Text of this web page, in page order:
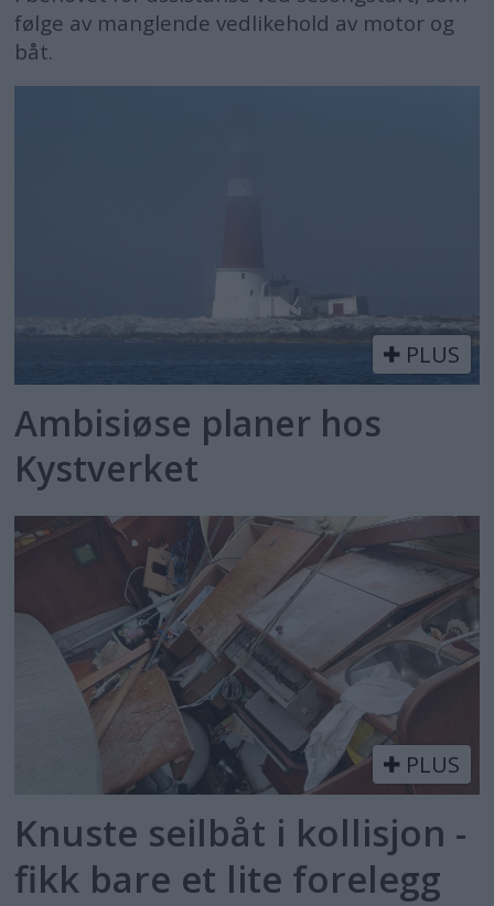
følge av manglende vedlikehold av motor og
båt.
PLUS
Ambisiøse planer hos
Kystverket
PLUS
Knuste seilbåt i kollisjon -
fikk bare et lite forelegg